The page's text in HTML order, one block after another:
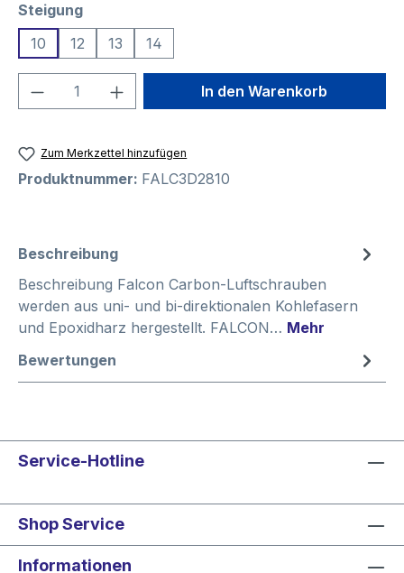
Steigungauswählen
10
12 13 14
Produkt Anzahl: Gib denIn den Warenkorb
Zum Merkzettel hinzufügen
Produktnummer: FALC3D2810
Beschreibung
Beschreibung Falcon Carbon-Luftschrauben
werden aus uni- und bi-direktionalen Kohlefasern
und Epoxidharz hergestellt. FALCON… Mehr
Bewertungen
Service-Hotline
Shop Service
Informationen